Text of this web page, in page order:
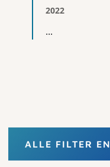
2022
...
ALLE FILTER